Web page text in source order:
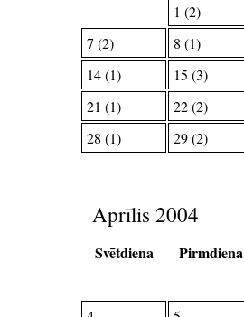
1 (2)
7 (2)
8 (1)
14 (1)
15 (3)
21 (1)
22 (2)
28 (1)
29 (2)
Aprīlis 2004
Svētdiena Pirmdiena